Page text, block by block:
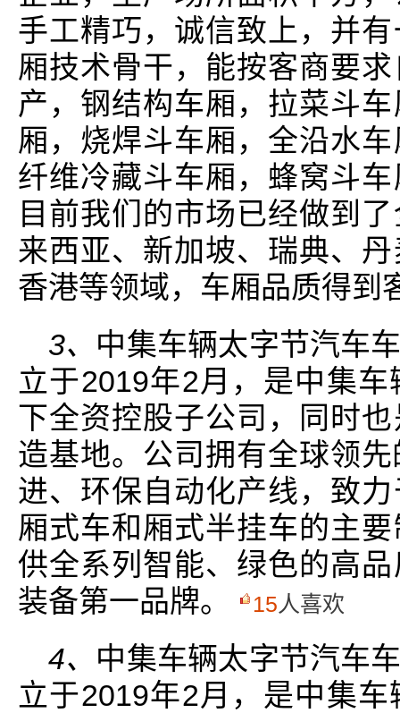
手工精巧，诚信致上，并
厢技术骨干，能按客商要
产，钢结构车厢，拉菜斗
厢，烧焊斗车厢，全沿水
纤维冷藏斗车厢，蜂窝斗
目前我们的市场已经做到
来西亚、新加坡、瑞典、
香港等领域，车厢品质得到
3、 中集车辆太字节汽车
立于2019年2月，是中集
下全资控股子公司，同时
造基地。公司拥有全球领
进、环保自动化产线，致
厢式车和厢式半挂车的主
供全系列智能、绿色的高
装备第一品牌。
15人喜欢
4、 中集车辆太字节汽车
立于2019年2月，是中集